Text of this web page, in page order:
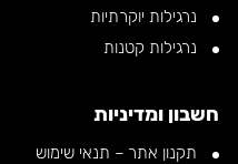
נרגילות יוקרתיות
נרגילות קטנות
חשבון ומדיניות
תקנון אתר – תנאי שימוש